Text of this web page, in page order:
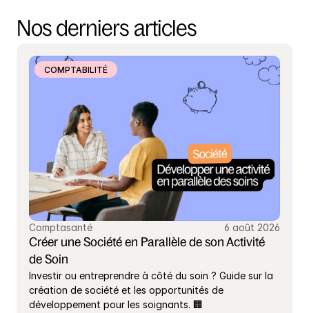
Nos derniers articles
COMPTABILITÉ
Comptasanté 6 août 2026
Créer une Société en Parallèle de son Activité
de Soin
Investir ou entreprendre à côté du soin ? Guide sur la
création de société et les opportunités de
développement pour les soignants. 🏢